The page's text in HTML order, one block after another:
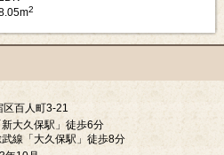
2
区百人町3-21